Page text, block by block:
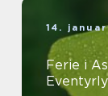
14.
Ferie i